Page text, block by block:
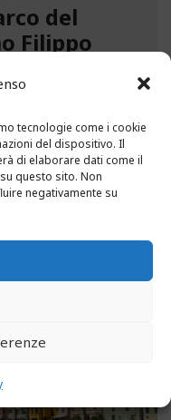
tecnologie come i cookie
del dispositivo. Il
di elaborare dati come il
questo sito. Non
negativamente su
del
Filippo
verde di
parlando del
Filippo Novaro” di
Un tempo
LEGGI ALTRO...